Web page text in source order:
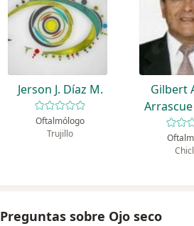
Jerson J. Díaz M.
Oftalmólogo
Trujillo
Gilbert
Preguntas sobre Ojo seco